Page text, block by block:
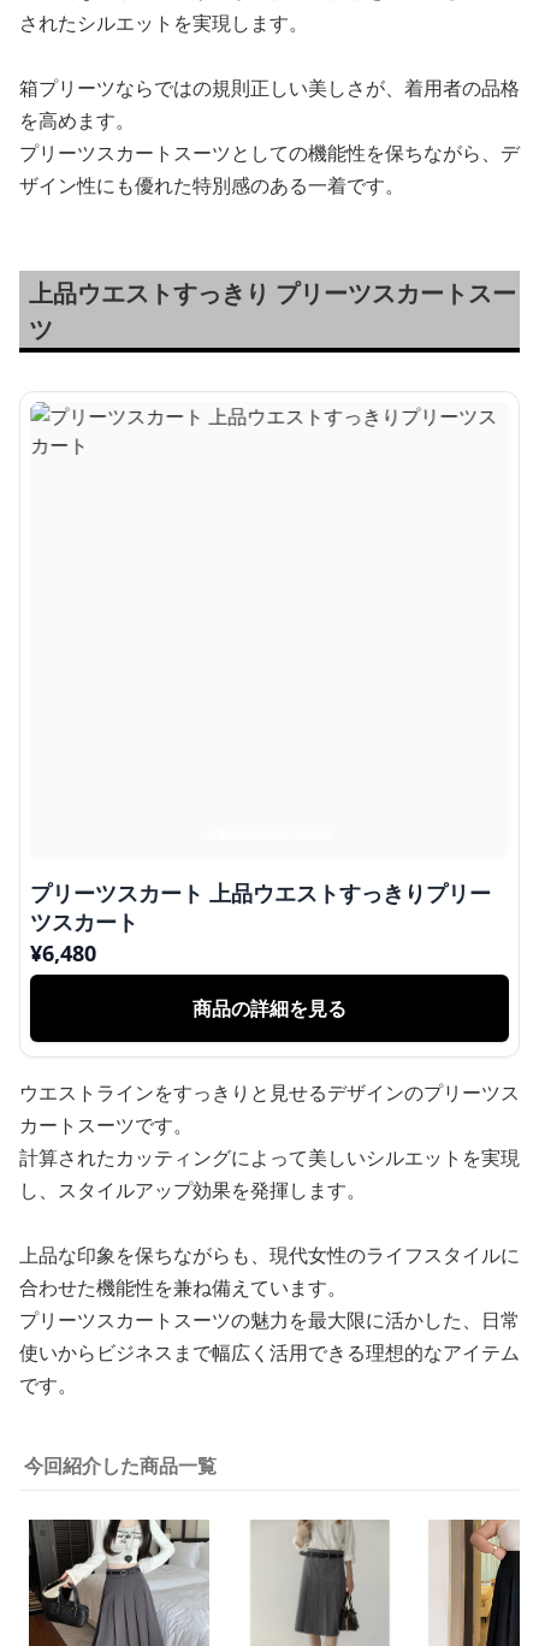
されたシルエットを実現します。
箱プリーツならではの規則正しい美しさが、着用者の品格
を高めます。
プリーツスカートスーツとしての機能性を保ちながら、デ
ザイン性にも優れた特別感のある一着です。
上品ウエストすっきり プリーツスカートスー
ツ
プリーツスカート 上品ウエストすっきりプリー
ツスカート
¥6,480
商品の詳細を見る
ウエストラインをすっきりと見せるデザインのプリーツス
カートスーツです。
計算されたカッティングによって美しいシルエットを実現
し、スタイルアップ効果を発揮します。
上品な印象を保ちながらも、現代女性のライフスタイルに
合わせた機能性を兼ね備えています。
プリーツスカートスーツの魅力を最大限に活かした、日常
使いからビジネスまで幅広く活用できる理想的なアイテム
です。
今回紹介した商品一覧